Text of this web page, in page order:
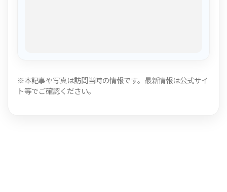
※本記事や写真は訪問当時の情報です。最新情報は公式サイ
ト等でご確認ください。